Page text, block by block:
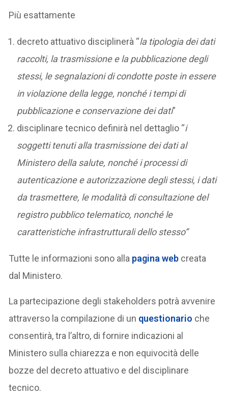
Più esattamente
decreto attuativo disciplinerà “la tipologia dei dati
raccolti, la trasmissione e la pubblicazione degli
stessi, le segnalazioni di condotte poste in essere
in violazione della legge, nonché i tempi di
pubblicazione e conservazione dei dati”
disciplinare tecnico definirà nel dettaglio “i
soggetti tenuti alla trasmissione dei dati al
Ministero della salute, nonché i processi di
autenticazione e autorizzazione degli stessi, i dati
da trasmettere, le modalità di consultazione del
registro pubblico telematico, nonché le
caratteristiche infrastrutturali dello stesso”
Tutte le informazioni sono alla pagina web creata
dal Ministero.
La partecipazione degli stakeholders potrà avvenire
attraverso la compilazione di un questionario che
consentirà, tra l’altro, di fornire indicazioni al
Ministero sulla chiarezza e non equivocità delle
bozze del decreto attuativo e del disciplinare
tecnico.